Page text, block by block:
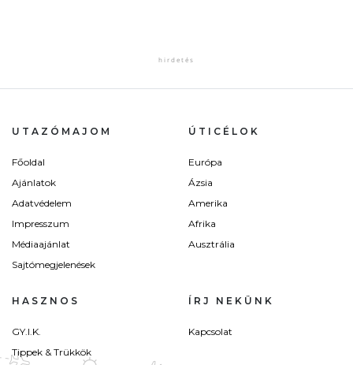
UTAZÓMAJOM
Főoldal
Ajánlatok
Adatvédelem
Impresszum
Médiaajánlat
Sajtómegjelenések
ÚTICÉLOK
Európa
Ázsia
Amerika
Afrika
Ausztrália
HASZNOS
GY.I.K.
Tippek & Trükkök
ÍRJ NEKÜNK
Kapcsolat